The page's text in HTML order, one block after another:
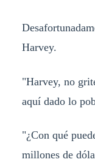
Harvey.
"Harvey, no
aquí dado lo
"¿Con qué
millones de